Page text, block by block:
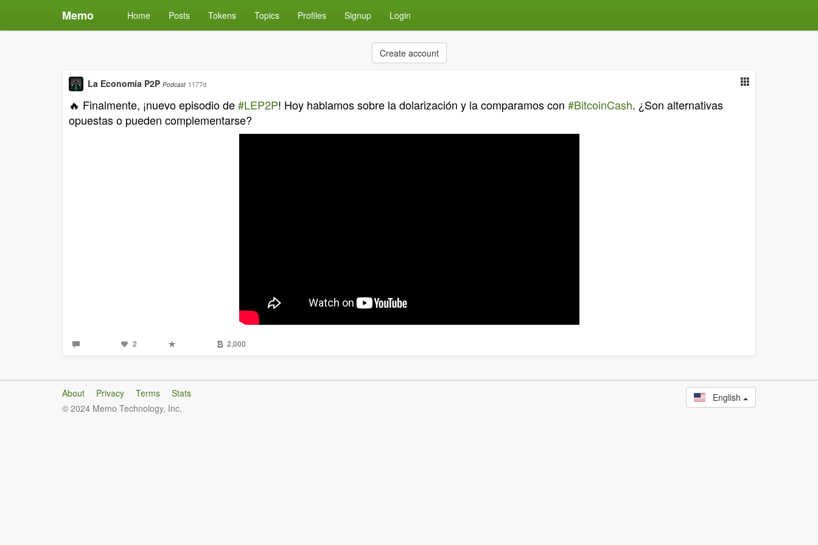
Memo Home Posts Tokens Topics Profiles Signup Login
Create account
La Economía P2P Podcast 1177d
🔥 Finalmente, ¡nuevo episodio de#LEP2P! Hoy hablamos sobre la dolarización y la comparamos con #BitcoinCash. ¿Son alternativas
opuestas o pueden complementarse?
2 2,000
About Privacy Terms
Stats
© 2024 Memo Technology, Inc.
English